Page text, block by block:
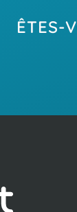
ÊTES-